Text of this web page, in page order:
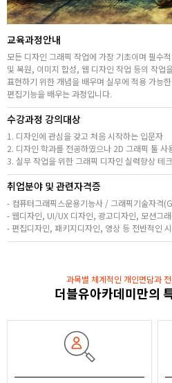
지점별 홈페이지
교육과정안내
모든 디자인 그래픽 작업에 가장 기초이며 필수
및 복원, 이미지 합성, 웹 디자인 작업 등의 작업
표현하기 위한 개념을 배우며 실무에 적용 가능
편집기능을 배우는 과정입니다.
수강과정 강의대상
1. 디자인에 관심을 갖고 처음 시작하는 입문자
2. 디자인 학과를 전공하였으나 2D 그래픽 툴 사
3. 실무 작업을 위한 그래픽 디자인 실력향상 테
취업분야 및 관련자격증
- 컴퓨터그래픽스운용기능사 / 그래픽기술자격
- 웹디자인, UI/UX 디자인, 광고디자인, 모션그
- 편집디자인, 패키지디자인, 영상 등 전반적인
과목별 체계적인 개인면담과
더블유아카데미만의